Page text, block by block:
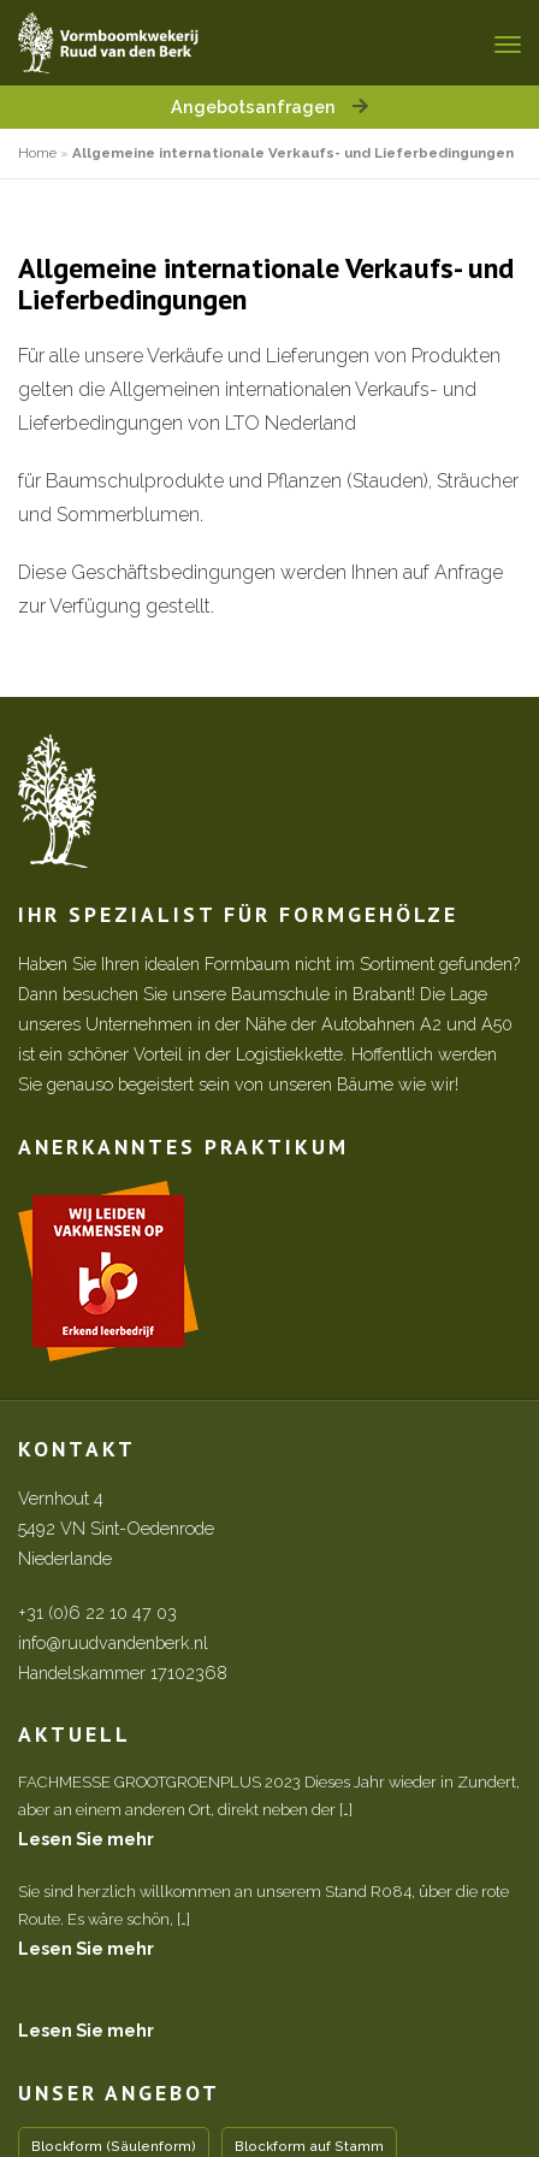
Angebotsanfragen
Home » Allgemeine internationale Verkaufs- und Lieferbedingungen
Allgemeine internationale Verkaufs- und
Lieferbedingungen
Für alle unsere Verkäufe und Lieferungen von Produkten
gelten die Allgemeinen internationalen Verkaufs- und
Lieferbedingungen von LTO Nederland
für Baumschulprodukte und Pflanzen (Stauden), Sträucher
und Sommerblumen.
Diese Geschäftsbedingungen werden Ihnen auf Anfrage
zur Verfügung gestellt.
IHR SPEZIALIST FÜR FORMGEHÖLZE
Haben Sie Ihren idealen Formbaum nicht im Sortiment gefunden?
Dann besuchen Sie unsere Baumschule in Brabant! Die Lage
unseres Unternehmen in der Nähe der Autobahnen A2 und A50
ist ein schöner Vorteil in der Logistiekkette. Hoffentlich werden
Sie genauso begeistert sein von unseren Bäume wie wir!
ANERKANNTES PRAKTIKUM
KONTAKT
Vernhout 4
5492 VN Sint-Oedenrode
Niederlande
+31 (0)6 22 10 47 03
info@ruudvandenberk.nl
Handelskammer 17102368
AKTUELL
FACHMESSE GROOTGROENPLUS 2023 Dieses Jahr wieder in Zundert,
aber an einem anderen Ort, direkt neben der […]
Lesen Sie mehr
Sie sind herzlich willkommen an unserem Stand R084, über die rote
Route. Es wäre schön, […]
Lesen Sie mehr
Lesen Sie mehr
UNSER ANGEBOT
Blockform (Säulenform) Blockform auf Stamm